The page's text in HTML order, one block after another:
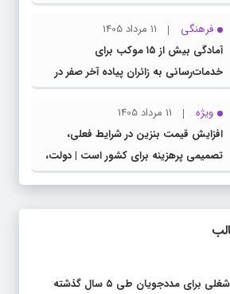
مشترک عضو کمیسیون آموزش مجلس با
مدیرکل آموزش و پرورش خراسان رضوی
فرهنگی
11 مرداد 1405
آمادگی بیش از ۱۵ موکب برای
خدمات‌رسانی به زائران پیاده آخر صفر در
شهرستان چناران
ویژه
11 مرداد 1405
افزایش قیمت بنزین در شرایط فعلی،
تصمیمی پرهزینه برای کشور است | دولت،
قاچاق سوخت و عوامل اصلی ناترازی را